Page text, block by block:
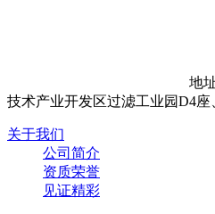
地
技术产业开发区过滤工业园D4座
关于我们
公司简介
资质荣誉
见证精彩